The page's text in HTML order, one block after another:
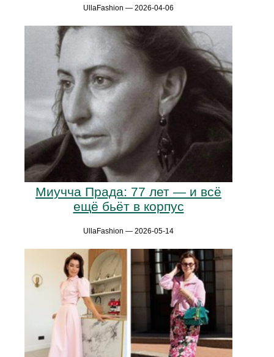
UllaFashion — 2026-04-06
Миучча Прада: 77 лет — и всё
ещё бьёт в корпус
UllaFashion — 2026-05-14